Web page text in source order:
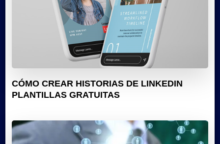
CÓMO CREAR HISTORIAS DE LINKEDIN
PLANTILLAS GRATUITAS